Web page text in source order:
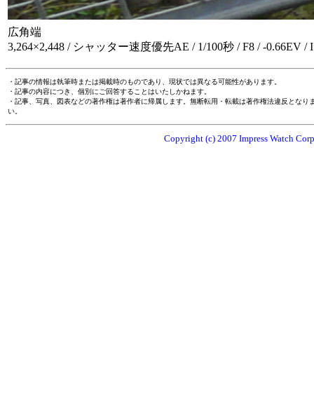
広角端
3,264×2,448 / シャッター速度優先AE / 1/100秒 / F8 / -0.66EV /
・記事の情報は執筆時または掲載時のものであり、現状では異なる可能性があります。
・記事の内容につき、個別にご回答することはいたしかねます。
・記事、写真、図表などの著作権は著作者に帰属します。無断転用・転載は著作権法違反とな
い。
Copyright (c) 2007 Impress Watch